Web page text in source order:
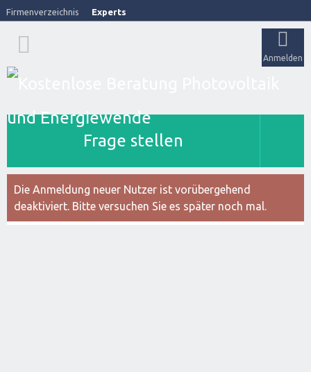
Firmenverzeichnis Experts
Anmelden
Frage stellen
Die Anmeldung neuer Nutzer ist vorübergehend
deaktiviert. Bitte versuchen Sie es später noch mal.